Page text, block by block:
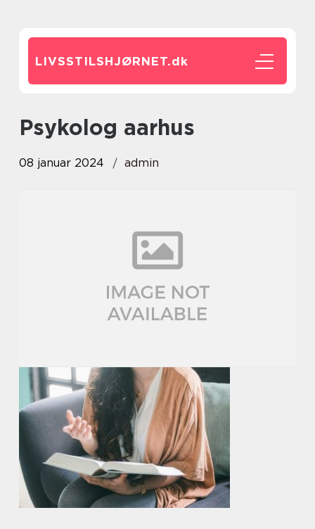
LIVSSTILSHJØRNET.dk
psykolog aarhus
08 januar 2024 admin